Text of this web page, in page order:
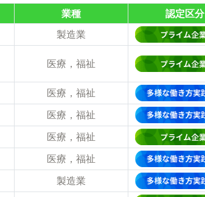
業種 認定区分
製造業
医療，福祉
医療，福祉
医療，福祉
医療，福祉
医療，福祉
製造業